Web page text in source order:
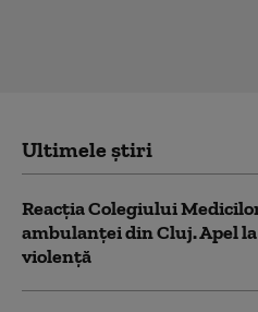
Ultimele știri
Reacția Colegiului
ambulanței din Cluj. Apel
violență